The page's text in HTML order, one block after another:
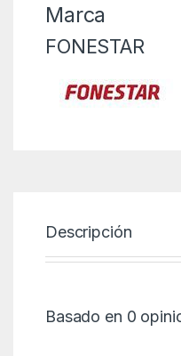
Marca
FONESTAR
Descripción
Basado en 0